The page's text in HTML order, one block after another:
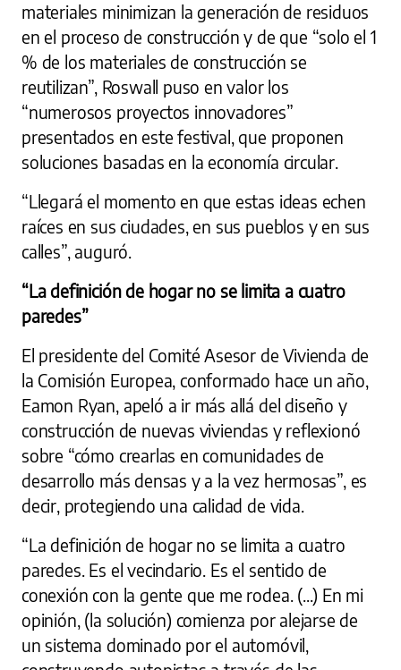
materiales minimizan la generación de residuos
en el proceso de construcción y de que “solo el 1
% de los materiales de construcción se
reutilizan”, Roswall puso en valor los
“numerosos proyectos innovadores”
presentados en este festival, que proponen
soluciones basadas en la economía circular.
“Llegará el momento en que estas ideas echen
raíces en sus ciudades, en sus pueblos y en sus
calles”, auguró.
“La definición de hogar no se limita a cuatro
paredes”
El presidente del Comité Asesor de Vivienda de
la Comisión Europea, conformado hace un año,
Eamon Ryan, apeló a ir más allá del diseño y
construcción de nuevas viviendas y reflexionó
sobre “cómo crearlas en comunidades de
desarrollo más densas y a la vez hermosas”, es
decir, protegiendo una calidad de vida.
“La definición de hogar no se limita a cuatro
paredes. Es el vecindario. Es el sentido de
conexión con la gente que me rodea. (...) En mi
opinión, (la solución) comienza por alejarse de
un sistema dominado por el automóvil,